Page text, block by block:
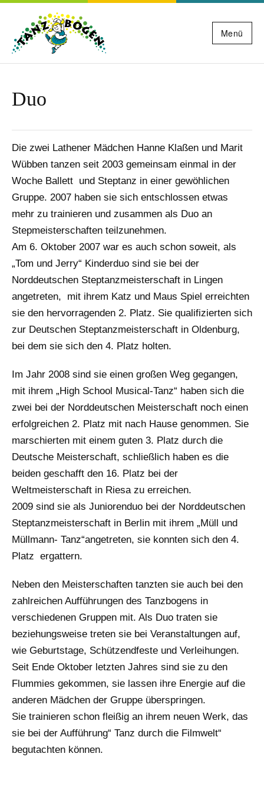
Menü
Duo
Die zwei Lathener Mädchen Hanne Klaßen und Marit
Wübben tanzen seit 2003 gemeinsam einmal in der
Woche Ballett und Steptanz in einer gewöhlichen
Gruppe. 2007 haben sie sich entschlossen etwas
mehr zu trainieren und zusammen als Duo an
Stepmeisterschaften teilzunehmen.
Am 6. Oktober 2007 war es auch schon soweit, als
„Tom und Jerry“ Kinderduo sind sie bei der
Norddeutschen Steptanzmeisterschaft in Lingen
angetreten, mit ihrem Katz und Maus Spiel erreichten
sie den hervorragenden 2. Platz. Sie qualifizierten sich
zur Deutschen Steptanzmeisterschaft in Oldenburg,
bei dem sie sich den 4. Platz holten.
Im Jahr 2008 sind sie einen großen Weg gegangen,
mit ihrem „High School Musical-Tanz“ haben sich die
zwei bei der Norddeutschen Meisterschaft noch einen
erfolgreichen 2. Platz mit nach Hause genommen. Sie
marschierten mit einem guten 3. Platz durch die
Deutsche Meisterschaft, schließlich haben es die
beiden geschafft den 16. Platz bei der
Weltmeisterschaft in Riesa zu erreichen.
2009 sind sie als Juniorenduo bei der Norddeutschen
Steptanzmeisterschaft in Berlin mit ihrem „Müll und
Müllmann- Tanz“angetreten, sie konnten sich den 4.
Platz ergattern.
Neben den Meisterschaften tanzten sie auch bei den
zahlreichen Aufführungen des Tanzbogens in
verschiedenen Gruppen mit. Als Duo traten sie
beziehungsweise treten sie bei Veranstaltungen auf,
wie Geburtstage, Schützendfeste und Verleihungen.
Seit Ende Oktober letzten Jahres sind sie zu den
Flummies gekommen, sie lassen ihre Energie auf die
anderen Mädchen der Gruppe überspringen.
Sie trainieren schon fleißig an ihrem neuen Werk, das
sie bei der Aufführung“ Tanz durch die Filmwelt“
begutachten können.